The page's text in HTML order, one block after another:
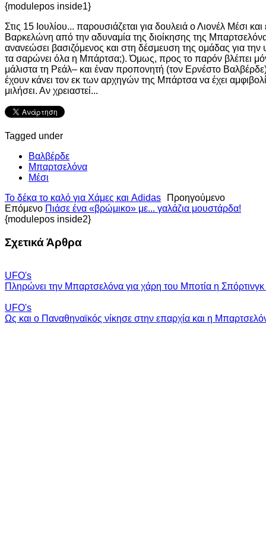
{modulepos inside1}
Στις 15 Ιουλίου... παρουσιάζεται για δουλειά ο Λιονέλ Μέσι
Βαρκελώνη από την αδυναμία της διοίκησης της
ανανεώσει βασιζόμενος και στη δέσμευση της ομάδας για
τα σαρώνει όλα η Μπάρτσα;). Όμως, προς το παρόν βλέπει
μάλιστα τη Ρεάλ– και έναν προπονητή (τον Ερνέστο
έχουν κάνει τον εκ των αρχηγών της Μπάρτσα να έχει
μιλήσει. Αν χρειαστεί...
Tagged under
Βαλβέρδε
Μπαρτσελόνα
Μέσι
Προηγούμενο
Το δέκα το καλό για Χάμες και Adidas
Επόμενο Πιάσε ένα «βρώμικο» με... γαλάζια μουστάρδα!
{modulepos inside2}
Σχετικά Άρθρα
UFO's
Πληρώνει την Μπαρτσελόνα για χάρη του Μποτία η Σπόρτινγκ
UFO's
Ως και ο Παναθηναϊκός νίκησε στην επαρχία και η